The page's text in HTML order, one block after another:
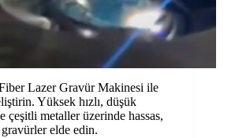
Lazer Gravür Makinesi ile
Yüksek hızlı, düşük
çeşitli metaller üzerinde hassas,
elde edin.